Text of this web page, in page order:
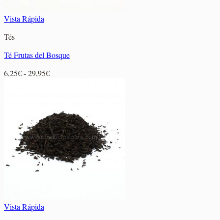
Vista Rápida
Tés
Té Frutas del Bosque
6,25€-29,95€Rango
6,25€
hasta
29,95€
Vista Rápida